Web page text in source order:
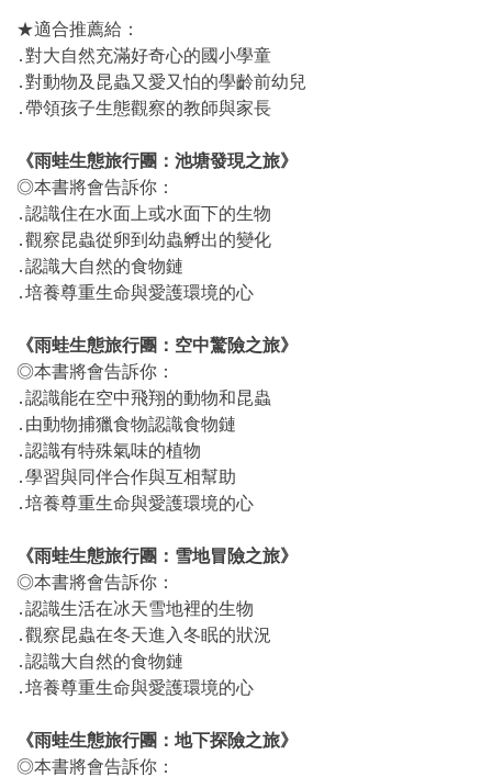
★適合推薦給：
․對大自然充滿好奇心的國小學童
․對動物及昆蟲又愛又怕的學齡前幼兒
․帶領孩子生態觀察的教師與家長
《雨蛙生態旅行團：池塘發現之旅》
◎本書將會告訴你：
․認識住在水面上或水面下的生物
․觀察昆蟲從卵到幼蟲孵出的變化
․認識大自然的食物鏈
․培養尊重生命與愛護環境的心
《雨蛙生態旅行團：空中驚險之旅》
◎本書將會告訴你：
․認識能在空中飛翔的動物和昆蟲
․由動物捕獵食物認識食物鏈
․認識有特殊氣味的植物
․學習與同伴合作與互相幫助
․培養尊重生命與愛護環境的心
《雨蛙生態旅行團：雪地冒險之旅》
◎本書將會告訴你：
․認識生活在冰天雪地裡的生物
․觀察昆蟲在冬天進入冬眠的狀況
․認識大自然的食物鏈
․培養尊重生命與愛護環境的心
《雨蛙生態旅行團：地下探險之旅》
◎本書將會告訴你：